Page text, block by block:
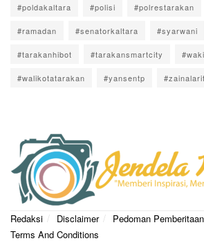
#poldakaltara #polisi #polrestarakan
#ramadan #senatorkaltara #syarwani
#tarakanhibot #tarakansmartcity
#walikotatarakan #yansentp
Redaksi Disclaimer
Pedoman
Terms And Conditions